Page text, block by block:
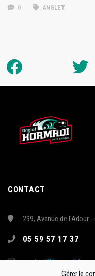
Gérer le
0 ANGLET
CONTACT
299, Avenue de l'Adour -
05 59 57 17 37
contact@hormadi.fr